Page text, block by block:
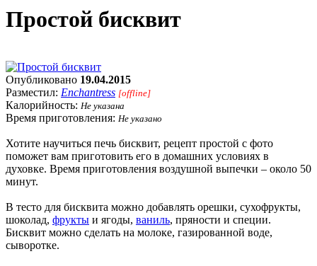
Простой бисквит
Опубликовано 19.04.2015
Разместил: Enchantress [offline]
Калорийность: Не указана
Время приготовления: Не указано
Хотите научиться печь бисквит, рецепт простой с фото
поможет вам приготовить его в домашних условиях в
духовке. Время приготовления воздушной выпечки – около 50
минут.
В тесто для бисквита можно добавлять орешки, сухофрукты,
шоколад, фрукты и ягоды, ваниль, пряности и специи.
Бисквит можно сделать на молоке, газированной воде,
сыворотке.